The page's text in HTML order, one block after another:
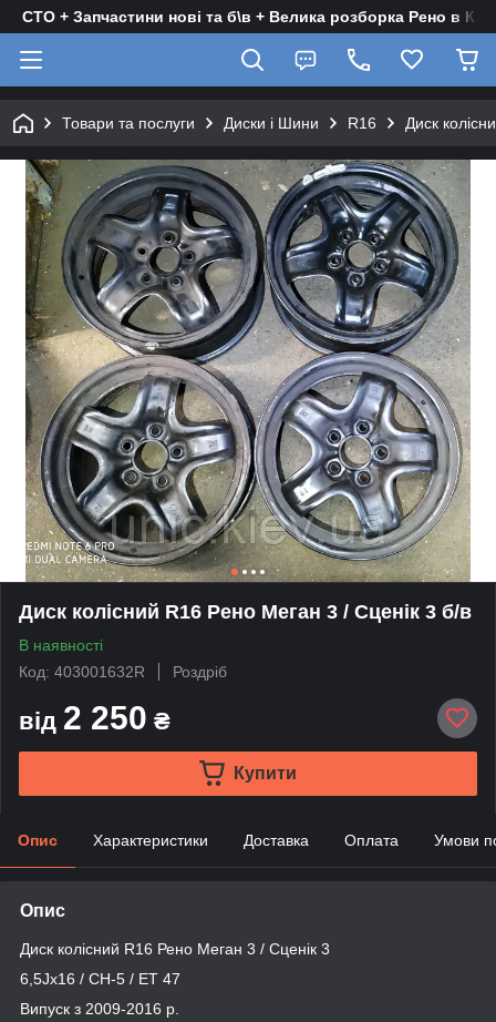
СТО + Запчастини нові та б\в + Велика розборка Рено в
Товари та послуги Диски і Шини R16 Диск
Диск колісний R16 Рено Меган 3 / Сценік 3 б/в
В наявності
Код: 403001632R
Роздріб
від 2 250 ₴
Купити
Опис Характеристики Доставка Оплата Умови
Опис
Диск колісний R16 Рено Меган 3 / Сценік 3
6,5Jx16 / CH-5 / ET 47
Випуск з 2009-2016 р.